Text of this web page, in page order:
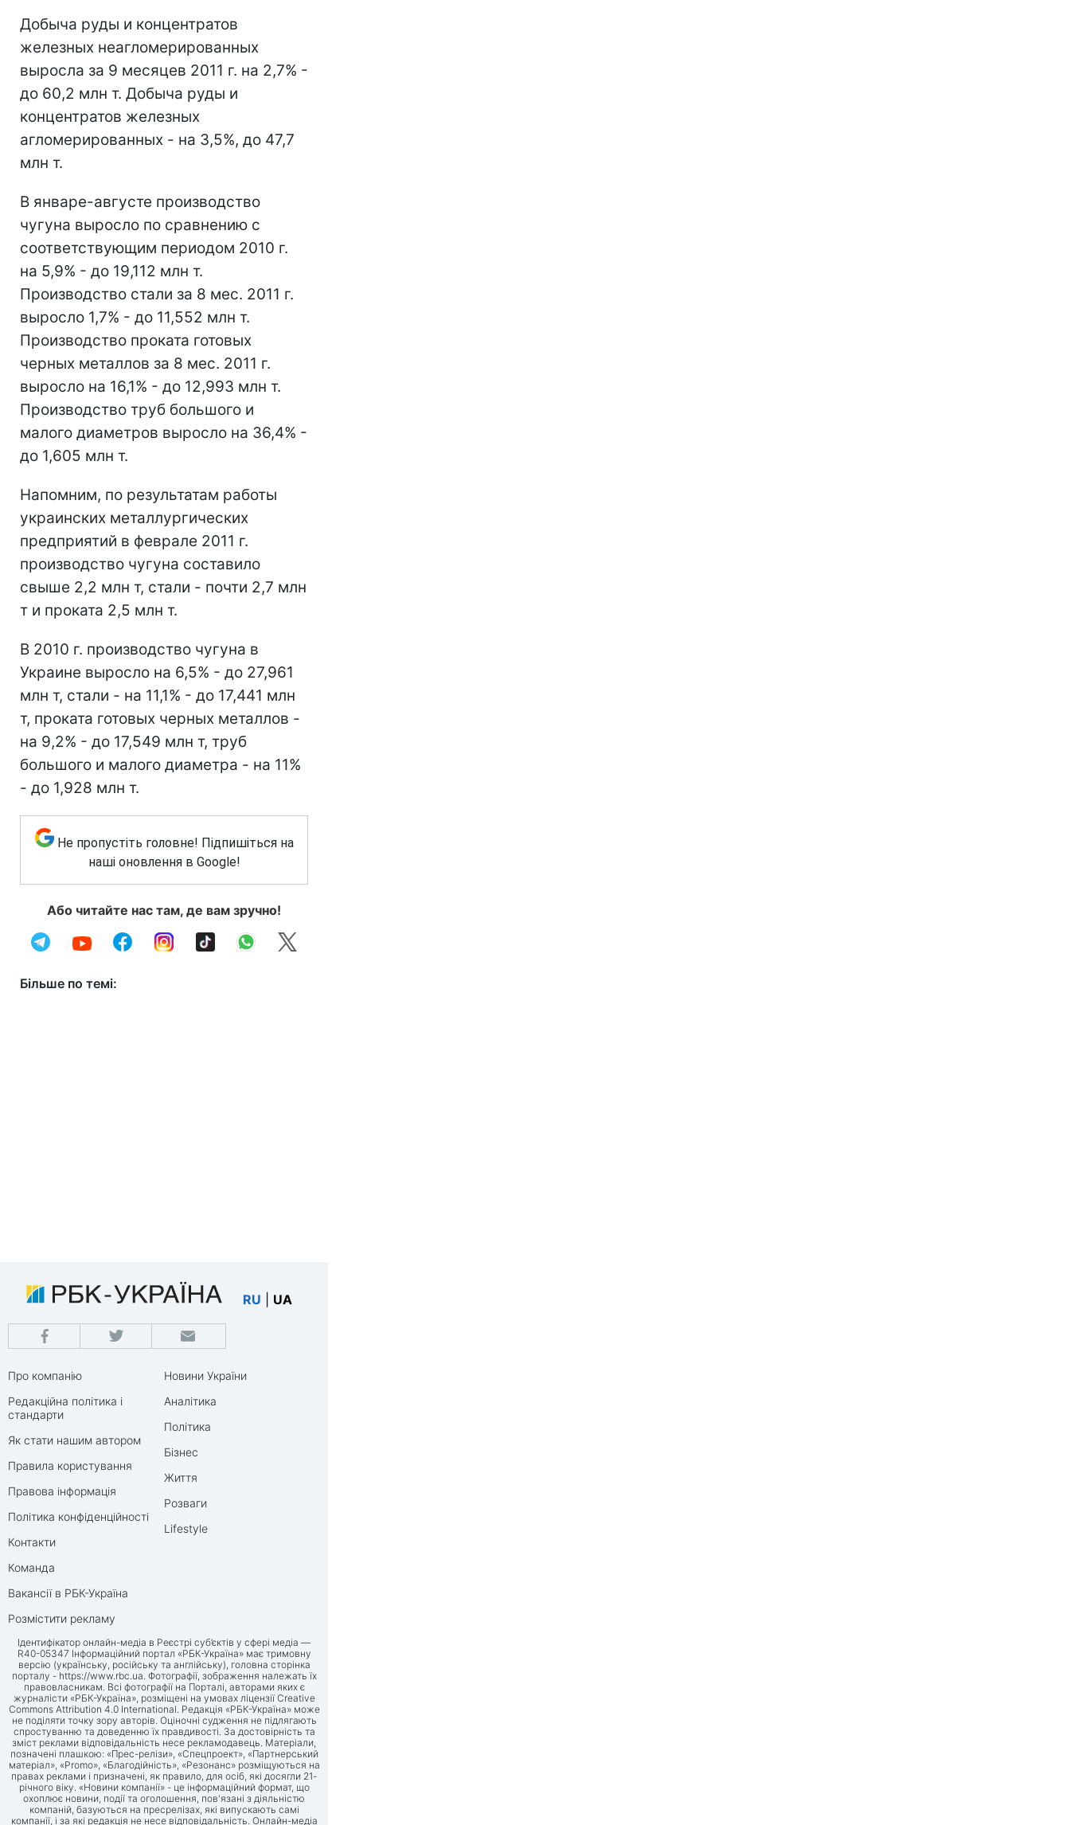
Добыча руды и концентратов
железных неагломерированных
выросла за 9 месяцев 2011 г. на 2,7% -
до 60,2 млн т. Добыча руды и
концентратов железных
агломерированных - на 3,5%, до 47,7
млн т.
В январе-августе производство
чугуна выросло по сравнению с
соответствующим периодом 2010 г.
на 5,9% - до 19,112 млн т.
Производство стали за 8 мес. 2011 г.
выросло 1,7% - до 11,552 млн т.
Производство проката готовых
черных металлов за 8 мес. 2011 г.
выросло на 16,1% - до 12,993 млн т.
Производство труб большого и
малого диаметров выросло на 36,4% -
до 1,605 млн т.
Напомним, по результатам работы
украинских металлургических
предприятий в феврале 2011 г.
производство чугуна составило
свыше 2,2 млн т, стали - почти 2,7 млн
т и проката 2,5 млн т.
В 2010 г. производство чугуна в
Украине выросло на 6,5% - до 27,961
млн т, стали - на 11,1% - до 17,441 млн
т, проката готовых черных металлов -
на 9,2% - до 17,549 млн т, труб
большого и малого диаметра - на 11%
- до 1,928 млн т.
Не пропустіть головне! Підпишіться на
наші оновлення в Google!
Або читайте нас там, де вам зручно!
Більше по темі:
RU UA
Про компанію
Редакційна політика і
стандарти
Як стати нашим автором
Правила користування
Правова інформація
Політика конфіденційності
Контакти
Команда
Вакансії в РБК-Україна
Розмістити рекламу
Новини України
Аналітика
Політика
Бізнес
Життя
Розваги
Lifestyle
Ідентифікатор онлайн-медіа в Реєстрі суб’єктів у сфері медіа —
R40-05347 Інформаційний портал «РБК-Україна» має тримовну
версію (українську, російську та англійську), головна сторінка
порталу - https://www.rbc.ua. Фотографії, зображення належать їх
правовласникам. Всі фотографії на Порталі, авторами яких є
журналісти «РБК-Україна», розміщені на умовах ліцензії Creative
Commons Attribution 4.0 International. Редакція «РБК-Україна» може
не поділяти точку зору авторів. Оціночні судження не підлягають
спростуванню та доведенню їх правдивості. За достовірність та
зміст реклами відповідальність несе рекламодавець. Матеріали,
позначені плашкою: «Прес-релізи», «Спецпроект», «Партнерський
матеріал», «Promo», «Благодійність», «Резонанс» розміщуються на
правах реклами і призначені, як правило, для осіб, які досягли 21-
річного віку. «Новини компанії» - це інформаційний формат, що
охоплює новини, події та оголошення, пов'язані з діяльністю
компаній, базуються на пресрелізах, які випускають самі
компанії, і за які редакція не несе відповідальність. Онлайн-медіа